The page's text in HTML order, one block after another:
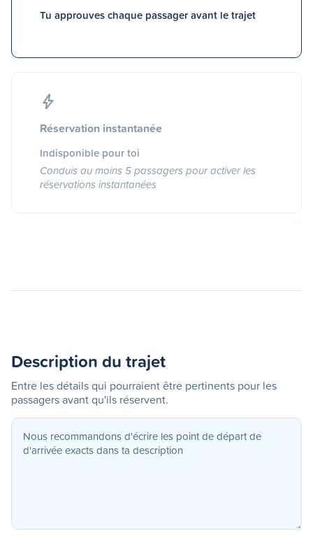
Tu approuves chaque passager avant le trajet
Réservation instantanée
Indisponible pour toi
Conduis au moins 5 passagers pour activer les
réservations instantanées
Description du trajet
Entre les détails qui pourraient être pertinents pour les
passagers avant qu'ils réservent.